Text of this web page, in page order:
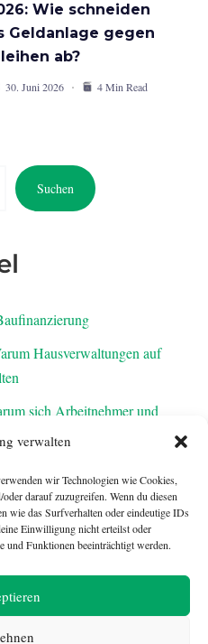
verwalten
wir Technologien wie Cookies,
darauf zuzugreifen. Wenn du diesen
wie das Surfverhalten oder eindeutige IDs
Einwilligung nicht erteilst oder
und Funktionen beeinträchtigt werden.
Wie schneiden
Geldanlage gegen
ab?
30. Juni 2026 4 Min Read
Suchen
Hausverwaltungen auf
sich Arbeitnehmer und
sollten
Was Familien über die
sollten